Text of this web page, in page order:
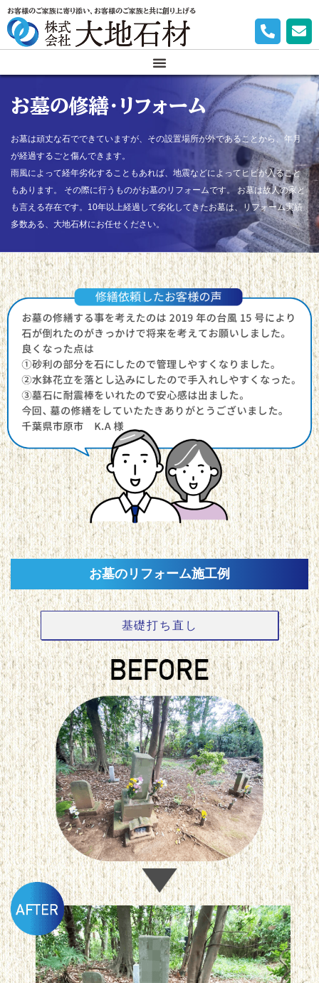
お客様のご家族に寄り添い、お客様のご家族と共に創り上げる
お墓の修繕・リフォーム
お墓は頑丈な石でできていますが、その設置場所が外であることから、年月
が経過するごと傷んできます。
雨風によって経年劣化することもあれば、地震などによってヒビが入ること
もあります。
その際に行うものがお墓のリフォームです。
お墓は故人の家と
も言える存在です。10年以上経過して劣化してきたお墓は、リフォーム実績
多数ある、大地石材にお任せください。
お墓のリフォーム施工例
基礎打ち直し